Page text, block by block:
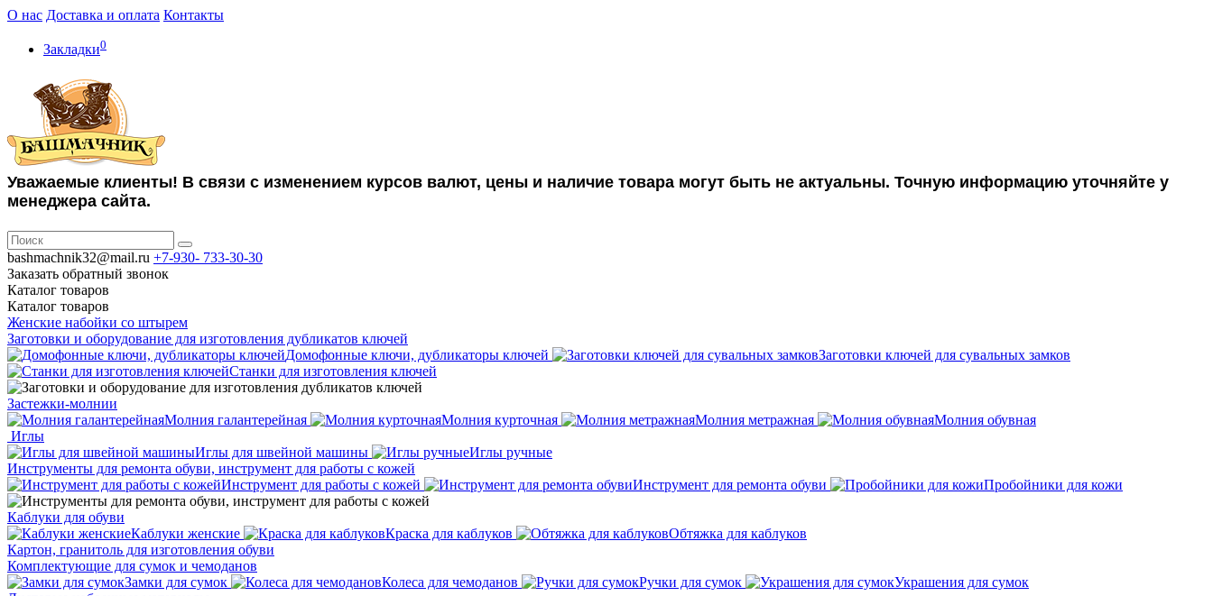
О нас Доставка и оплата Контакты
Закладки0
Уважаемые клиенты! В связи с изменением курсов валют, цены и наличие товара могут быть не актуальны. Точную информацию уточняйте у
менеджера сайта.
bashmachnik32@mail.ru +7-930- 733-30-30
Заказать обратный звонок
Каталог товаров
Каталог товаров
Женские набойки со штырем
Заготовки и оборудование для изготовления дубликатов ключей
Домофонные ключи, дубликаторы ключей
Заготовки ключей для сувальных замков
Станки для изготовления ключей
Застежки-молнии
Молния галантерейная
Молния курточная Молния метражная
Молния обувная
Иглы
Иглы для швейной машины
Иглы ручные
Инструменты для ремонта обуви, инструмент для работы с кожей
Инструмент для работы с кожей
Инструмент для ремонта обуви Пробойники для кожи
Каблуки для обуви
Каблуки женские
Краска для каблуков
Обтяжка для каблуков
Картон, гранитоль для изготовления обуви
Комплектующие для сумок и чемоданов
Замки для сумок
Колеса для чемоданов Ручки для сумок
Украшения для сумок